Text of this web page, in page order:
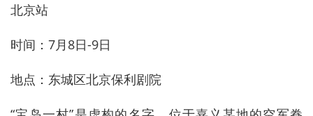
北京站
时间：7月8日-9日
地点：东城区北京保利剧院